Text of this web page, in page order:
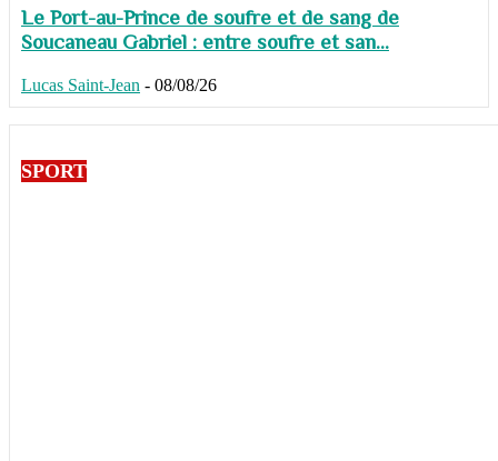
Le Port-au-Prince de soufre et de sang de
Soucaneau Gabriel : entre soufre et san...
Lucas Saint-Jean - 08/08/26
SPORT